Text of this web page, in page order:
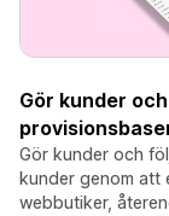
Gör kunder
Gör kunder och
kunder genom att
webbutiker,